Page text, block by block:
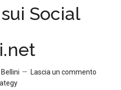
Social
Lascia un commento